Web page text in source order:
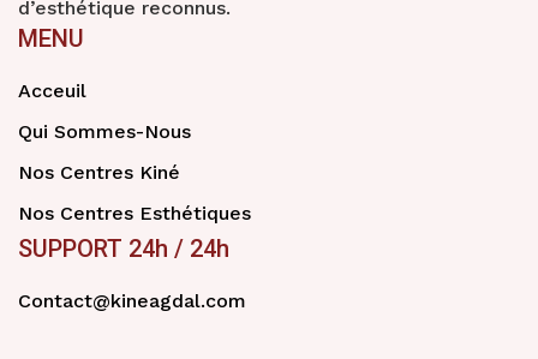
d’esthétique reconnus.
MENU
Acceuil
Qui Sommes-Nous
Nos Centres Kiné
Nos Centres Esthétiques
SUPPORT 24h / 24h
Contact@kineagdal.com